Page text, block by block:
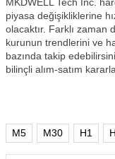
piyasa değişikliklerine
olacaktır. Farklı zaman
kurunun trendlerini ve
bazında takip
bilinçli alım-satım
M5 M30 H1